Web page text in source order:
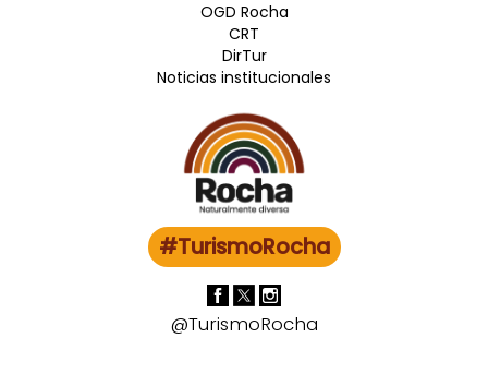
OGD Rocha
CRT
DirTur
Noticias institucionales
#TurismoRocha
@TurismoRocha